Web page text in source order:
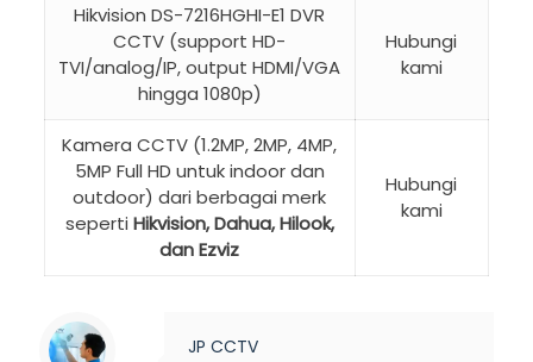
Hikvision DS-7216HGHI-E1 DVR
CCTV (support HD-
TVI/analog/IP, output HDMI/VGA
hingga 1080p)
Hubungi
kami
Kamera CCTV (1.2MP, 2MP, 4MP,
5MP Full HD untuk indoor dan
outdoor) dari berbagai merk
seperti Hikvision, Dahua, Hilook,
dan Ezviz
Hubungi
kami
JP CCTV